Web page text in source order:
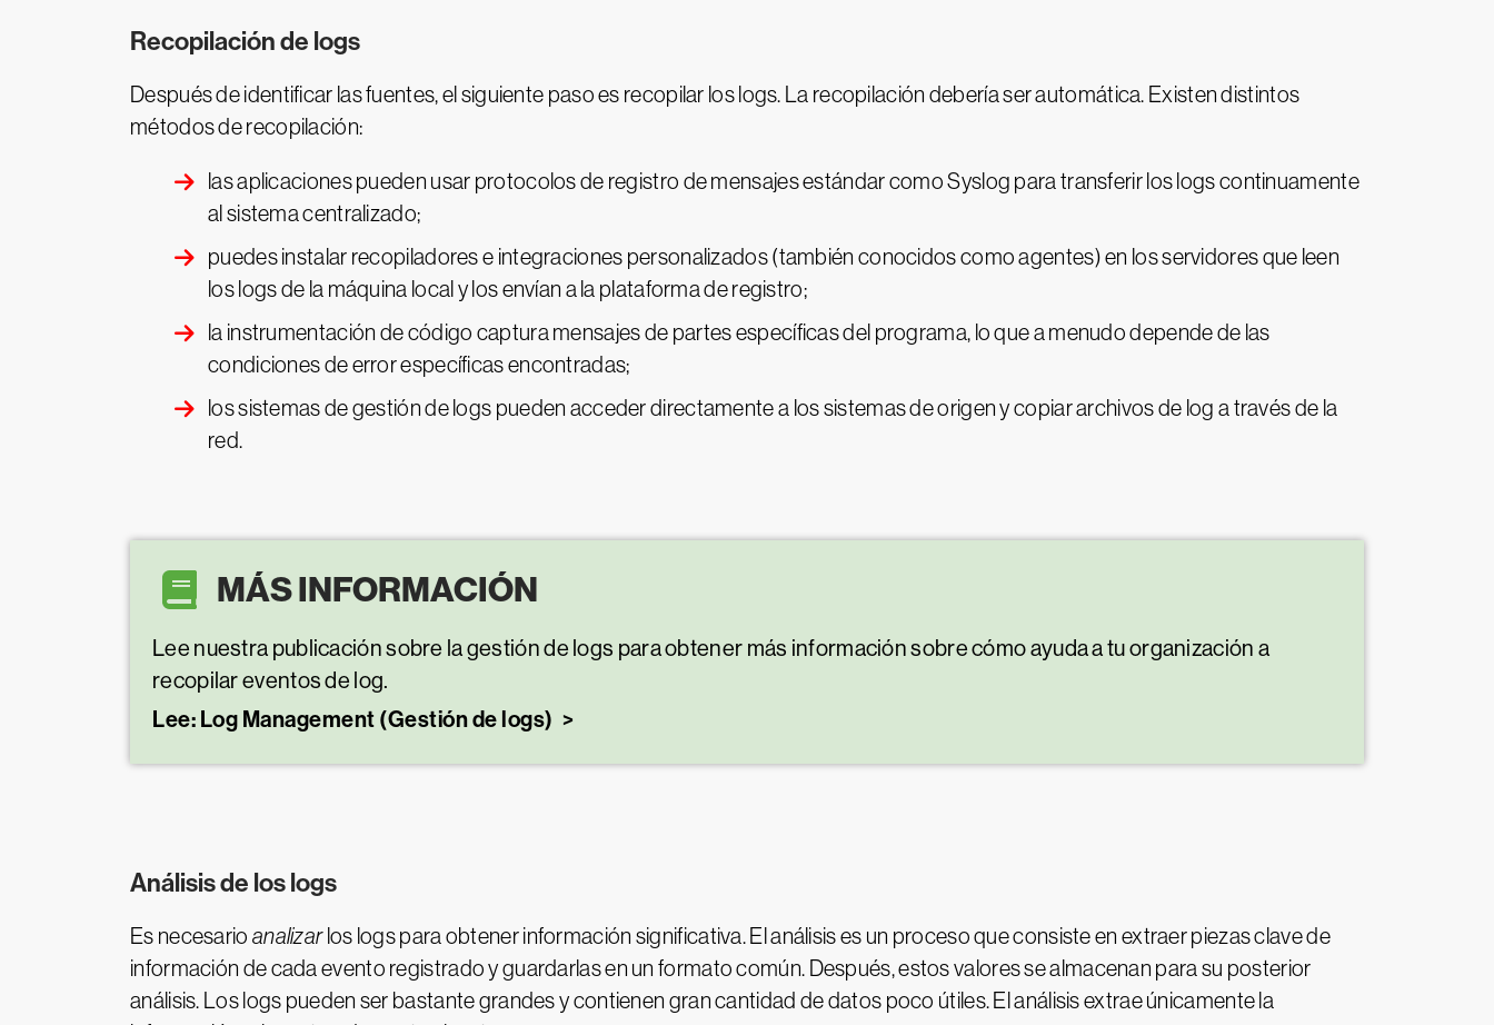
Recopilación de logs
Después de identificar las fuentes, el siguiente paso es recopilar los logs. La recopilación debería ser automática. Existen distintos
métodos de recopilación:
las aplicaciones pueden usar protocolos de registro de mensajes estándar como Syslog para transferir los logs continuamente
al sistema centralizado;
puedes instalar recopiladores e integraciones personalizados (también conocidos como agentes) en los servidores que leen
los logs de la máquina local y los envían a la plataforma de registro;
la instrumentación de código captura mensajes de partes específicas del programa, lo que a menudo depende de las
condiciones de error específicas encontradas;
los sistemas de gestión de logs pueden acceder directamente a los sistemas de origen y copiar archivos de log a través de la
red.
MÁS INFORMACIÓN
Lee nuestra publicación sobre la gestión de logs para obtener más información sobre cómo ayuda a tu organización a
recopilar eventos de log.
Lee: Log Management (Gestión de logs)
Análisis de los logs
Es necesario analizarlos logs para obtener información significativa. El análisis es un proceso que consiste en extraer piezas clave de
información de cada evento registrado y guardarlas en un formato común. Después, estos valores se almacenan para su posterior
análisis. Los logs pueden ser bastante grandes y contienen gran cantidad de datos poco útiles. El análisis extrae únicamente la